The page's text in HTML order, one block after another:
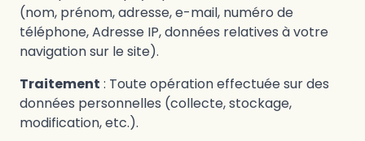
(nom, prénom, adresse, e-mail, numéro de
téléphone, Adresse IP, données relatives à votre
navigation sur le site).
Traitement : Toute opération effectuée sur des
données personnelles (collecte, stockage,
modification, etc.).